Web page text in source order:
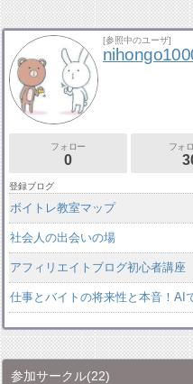
[参照中のユーザ]
フォロー
0
フォ
登録ブログ
ボイトレ教室マップ
社会人の出会いの場
アフィリエイトブログ初心者講座
仕事とバイトの将来性と本音！AI
参加サークル(22)